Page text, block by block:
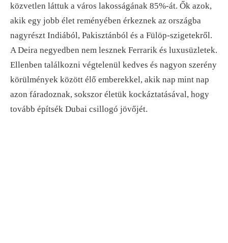
közvetlen láttuk a város lakosságának 85%-át. Ők azok,
akik egy jobb élet reményében érkeznek az országba
nagyrészt Indiából, Pakisztánból és a Fülöp-szigetekről.
A Deira negyedben nem lesznek Ferrarik és luxusüzletek.
Ellenben találkozni végtelenül kedves és nagyon szerény
körülmények között élő emberekkel, akik nap mint nap
azon fáradoznak, sokszor életük kockáztatásával, hogy
tovább építsék Dubai csillogó jövőjét.